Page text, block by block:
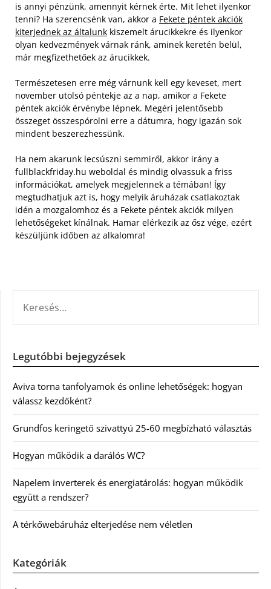
is annyi pénzünk, amennyit kérnek érte. Mit lehet ilyenkor
tenni? Ha szerencsénk van, akkor a Fekete péntek akciók
kiterjednek az általunk kiszemelt árucikkekre és ilyenkor
olyan kedvezmények várnak ránk, aminek keretén belül,
már megfizethetőek az árucikkek.
Természetesen erre még várnunk kell egy keveset, mert
november utolsó péntekje az a nap, amikor a Fekete
péntek akciók érvénybe lépnek. Megéri jelentősebb
összeget összespórolni erre a dátumra, hogy igazán sok
mindent beszerezhessünk.
Ha nem akarunk lecsúszni semmiről, akkor irány a
fullblackfriday.hu weboldal és mindig olvassuk a friss
információkat, amelyek megjelennek a témában! Így
megtudhatjuk azt is, hogy melyik áruházak csatlakoztak
idén a mozgalomhoz és a Fekete péntek akciók milyen
lehetőségeket kínálnak. Hamar elérkezik az ősz vége, ezért
készüljünk időben az alkalomra!
Legutóbbi bejegyzések
Aviva torna tanfolyamok és online lehetőségek: hogyan
válassz kezdőként?
Grundfos keringető szivattyú 25-60 megbízható választás
Hogyan működik a darálós WC?
Napelem inverterek és energiatárolás: hogyan működik
együtt a rendszer?
A térkőwebáruház elterjedése nem véletlen
Kategóriák